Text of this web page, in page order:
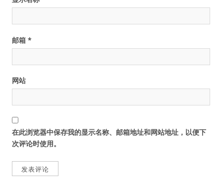
邮箱 *
网站
在此浏览器中保存我的显示名称、邮箱地址和网站地址，以便下
次评论时使用。